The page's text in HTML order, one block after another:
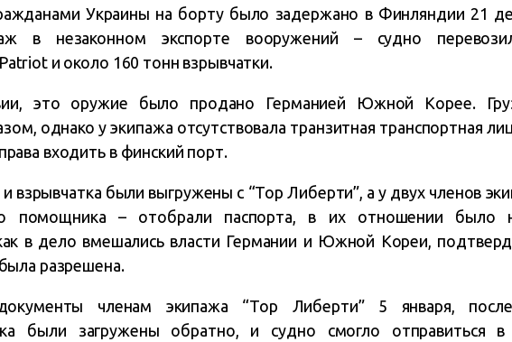
Украины на борту было задержано в Финляндии 21
в незаконном экспорте вооружений – судно
и около 160 тонн взрывчатки.
это оружие было продано Германией Южной Корее.
однако у экипажа отсутствовала транзитная транспортная
входить в финский порт.
взрывчатка были выгружены с “Тор Либерти”, а у двух членов
помощника – отобрали паспорта, в их отношении было
в дело вмешались власти Германии и Южной Кореи,
разрешена.
членам экипажа “Тор Либерти” 5 января,
были загружены обратно, и судно смогло отправиться в